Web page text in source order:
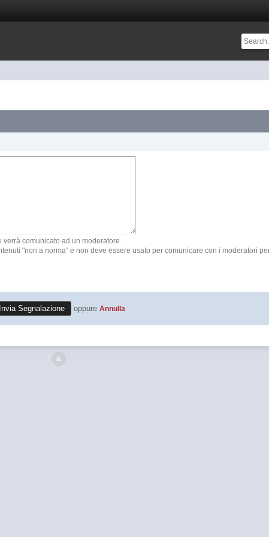
comunicato ad un moderatore.
"non a norma" e non deve essere usato per comunicare con i moderatori
oppure Annulla